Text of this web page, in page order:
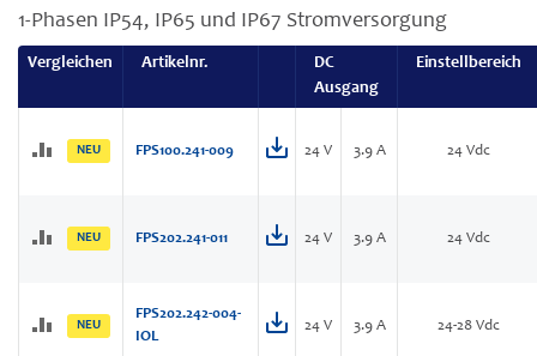
1-Phasen IP54, IP65 und IP67 Stromversorgung
Vergleichen Artikelnr.
DC
Ausgang
Einstellbereich
NEU FPS100.241-009 24 V 3.9 A 24 Vdc
NEU FPS202.241-011 24 V 3.9 A 24 Vdc
NEU
FPS202.242-004-
IOL
24 V 3.9 A 24-28 Vdc